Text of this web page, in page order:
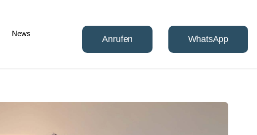
News
Anrufen WhatsApp